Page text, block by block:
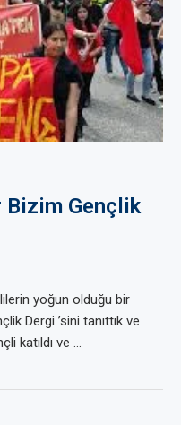
Bizim Gençlik
yoğun olduğu bir
Dergi ’sini tanıttık ve
katıldı ve …